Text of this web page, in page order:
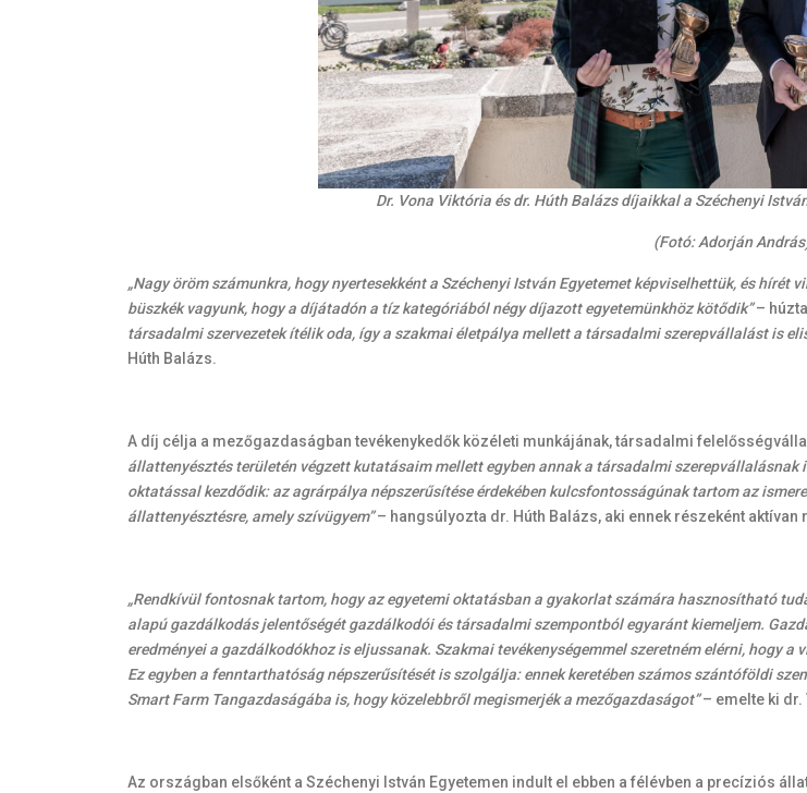
Dr. Vona Viktória és dr. Húth Balázs díjaikkal a Széchenyi
(Fotó: Adorján
„Nagy öröm számunkra, hogy nyertesekként a Széchenyi István Egyetemet képviselhettük, és
büszkék vagyunk, hogy a díjátadón a tíz kategóriából négy díjazott egyetemünkhöz kötődik”–
társadalmi szervezetek ítélik oda, így a szakmai életpálya mellett a társadalmi szerepvállalást is
Húth Balázs.
A díj célja a mezőgazdaságban tevékenykedők közéleti munkájának, társadalmi
állattenyésztés területén végzett kutatásaim mellett egyben annak a társadalmi szerepvállalásnak
oktatással kezdődik: az agrárpálya népszerűsítése érdekében kulcsfontosságúnak tartom az
állattenyésztésre, amely szívügyem”– hangsúlyozta dr. Húth Balázs, aki ennek részeként
„Rendkívül fontosnak tartom, hogy az egyetemi oktatásban a gyakorlat számára hasznosítható
alapú gazdálkodás jelentőségét gazdálkodói és társadalmi szempontból egyaránt kiemeljem.
eredményeia gazdálkodókhoz is eljussanak. Szakmai tevékenységemmel szeretném elérni, hogy
Ez egyben a fenntarthatóság népszerűsítését is szolgálja: ennek keretében számos szántóföldi
Smart Farm Tangazdaságába is, hogy közelebbről megismerjék a mezőgazdaságot”– emelte ki
Az országban elsőként a Széchenyi István Egyetemen indult el ebben a félévben a precíziós